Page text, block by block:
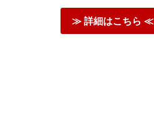
≫ 詳細はこちら ≪